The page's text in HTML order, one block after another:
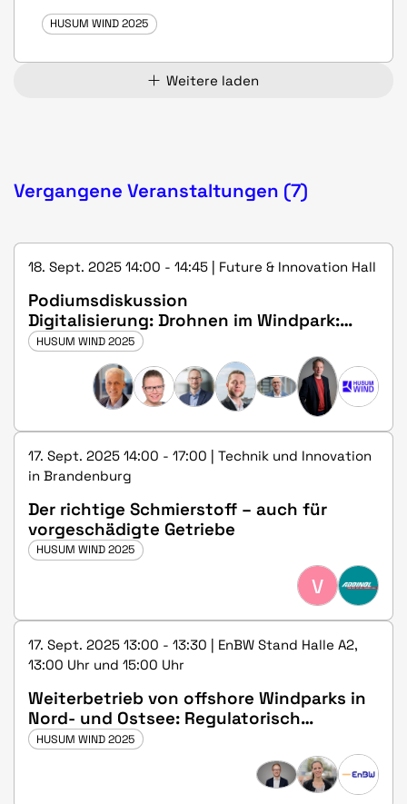
HUSUM WIND 2025
Weitere laden
Vergangene Veranstaltungen (7)
18. Sept. 2025 14:00 - 14:45 | Future & Innovation Hall
Podiumsdiskussion
Digitalisierung: Drohnen im Windpark:
Gamechanger oder überbewertetes
HUSUM WIND 2025
17. Sept. 2025 14:00 - 17:00 | Technik und Innovation
in Brandenburg
Der richtige Schmierstoff – auch für
vorgeschädigte Getriebe
HUSUM WIND 2025
V
17. Sept. 2025 13:00 - 13:30 | EnBW Stand Halle A2,
13:00 Uhr und 15:00 Uhr
Weiterbetrieb von offshore Windparks in
Nord- und Ostsee: Regulatorisch
sinnvoll?
HUSUM WIND 2025